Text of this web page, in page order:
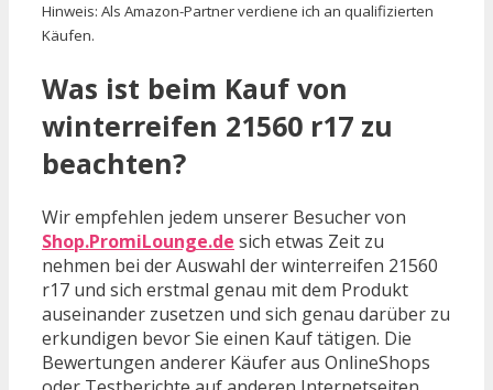
Hinweis: Als Amazon-Partner verdiene ich an qualifizierten
Käufen.
Was ist beim Kauf von
winterreifen 21560 r17 zu
beachten?
Wir empfehlen jedem unserer Besucher von
Shop.PromiLounge.de sich etwas Zeit zu
nehmen bei der Auswahl der winterreifen 21560
r17 und sich erstmal genau mit dem Produkt
auseinander zusetzen und sich genau darüber zu
erkundigen bevor Sie einen Kauf tätigen. Die
Bewertungen anderer Käufer aus OnlineShops